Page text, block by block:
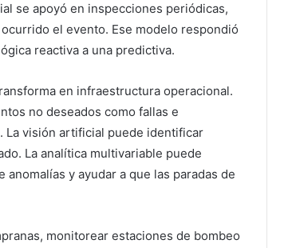
se apoyó en inspecciones periódicas,
el evento. Ese modelo respondió
reactiva a una predictiva.
en infraestructura operacional.
no deseados como fallas e
La visión artificial puede identificar
La analítica multivariable puede
y ayudar a que las paradas de
monitorear estaciones de bombeo